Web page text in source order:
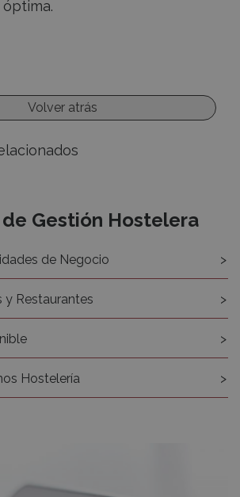
Volver atrás
Gestión Hostelera
de Negocio
y Restaurantes
Hostelería